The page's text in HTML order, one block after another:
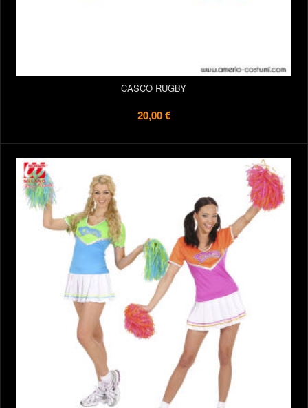
CASCO RUGBY
20,00 €